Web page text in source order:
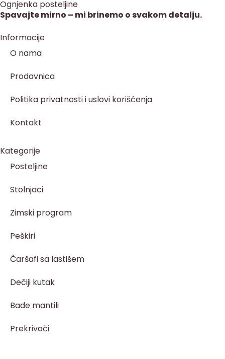
Ognjenka posteljine
Spavajte mirno – mi brinemo o svakom detalju.
Informacije
O nama
Prodavnica
Politika privatnosti i uslovi korišćenja
Kontakt
Kategorije
Posteljine
Stolnjaci
Zimski program
Peškiri
Čaršafi sa lastišem
Dečiji kutak
Bade mantili
Prekrivači